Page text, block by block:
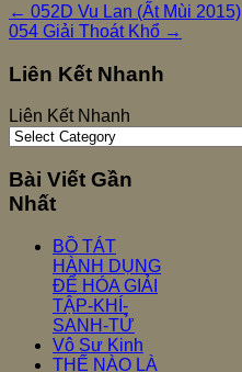
← 052D Vu Lan (Ất Mùi 2015)
054 Giải Thoát Khổ →
Liên Kết Nhanh
Liên Kết Nhanh
Bài Viết Gần
Nhất
BỒ TÁT
HÀNH DỤNG
ĐỂ HÓA GIẢI
TẬP-KHÍ-
SANH-TỬ
Vô Sư Kinh
THẾ NÀO LÀ